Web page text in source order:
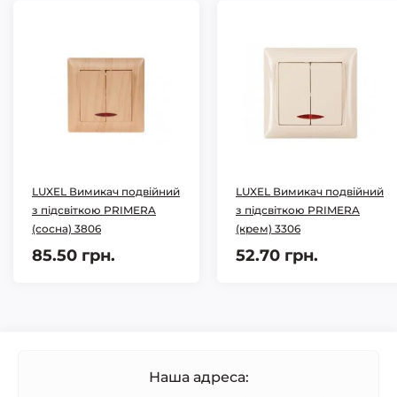
LUXEL Вимикач подвійний
з підсвіткою PRIMERA
(сосна) 3806
85.50 грн.
LUXEL Вимикач подвійний
з підсвіткою PRIMERA
(крем) 3306
52.70 грн.
Наша адреса: